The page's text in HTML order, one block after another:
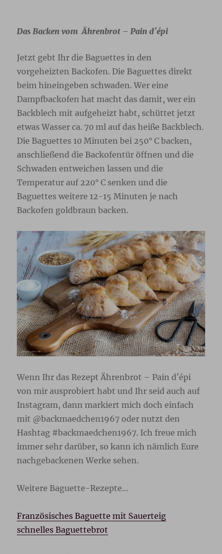
Das Backen vom Ährenbrot – Pain d′épi
Jetzt gebt Ihr die Baguettes in den
vorgeheizten Backofen. Die Baguettes direkt
beim hineingeben schwaden. Wer eine
Dampfbackofen hat macht das damit, wer ein
Backblech mit aufgeheizt habt, schüttet jetzt
etwas Wasser ca. 70 ml auf das heiße Backblech.
Die Baguettes 10 Minuten bei 250° C backen,
anschließend die Backofentür öffnen und die
Schwaden entweichen lassen und die
Temperatur auf 220° C senken und die
Baguettes weitere 12-15 Minuten je nach
Backofen goldbraun backen.
Wenn Ihr das Rezept Ährenbrot – Pain d′épi
von mir ausprobiert habt und Ihr seid auch auf
Instagram, dann markiert mich doch einfach
mit @backmaedchen1967 oder nutzt den
Hashtag #backmaedchen1967. Ich freue mich
immer sehr darüber, so kann ich nämlich Eure
nachgebackenen Werke sehen.
Weitere Baguette-Rezepte…
Französisches Baguette mit Sauerteig
schnelles Baguettebrot